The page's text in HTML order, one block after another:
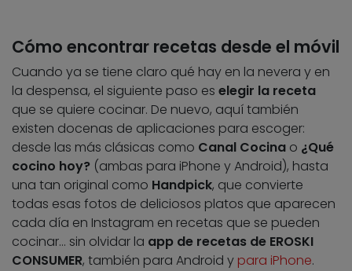
Cómo encontrar recetas desde el móvil
Cuando ya se tiene claro qué hay en la nevera y en
la despensa, el siguiente paso es elegir la receta
que se quiere cocinar. De nuevo, aquí también
existen docenas de aplicaciones para escoger:
desde las más clásicas como Canal Cocina o ¿Qué
cocino hoy? (ambas para iPhone y Android), hasta
una tan original como Handpick, que convierte
todas esas fotos de deliciosos platos que aparecen
cada día en Instagram en recetas que se pueden
cocinar… sin olvidar la app de recetas de EROSKI
CONSUMER, también para Android y para iPhone.